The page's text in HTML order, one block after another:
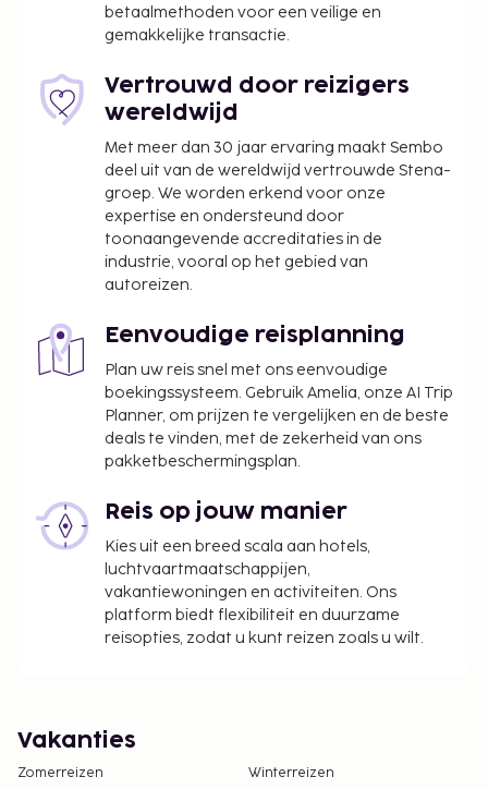
betaalmethoden voor een veilige en
gemakkelijke transactie.
Vertrouwd door reizigers
wereldwijd
Met meer dan 30 jaar ervaring maakt Sembo
deel uit van de wereldwijd vertrouwde Stena-
groep. We worden erkend voor onze
expertise en ondersteund door
toonaangevende accreditaties in de
industrie, vooral op het gebied van
autoreizen.
Eenvoudige reisplanning
Plan uw reis snel met ons eenvoudige
boekingssysteem. Gebruik Amelia, onze AI Trip
Planner, om prijzen te vergelijken en de beste
deals te vinden, met de zekerheid van ons
pakketbeschermingsplan.
Reis op jouw manier
Kies uit een breed scala aan hotels,
luchtvaartmaatschappijen,
vakantiewoningen en activiteiten. Ons
platform biedt flexibiliteit en duurzame
reisopties, zodat u kunt reizen zoals u wilt.
Vakanties
Zomerreizen
Winterreizen